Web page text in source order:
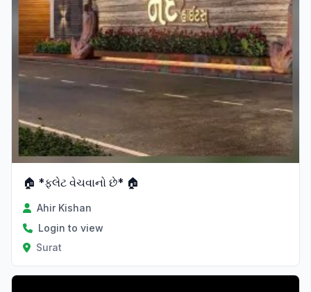
🏠 *ફ્લેટ વેચવાનો છે* 🏠
Ahir Kishan
Login to view
Surat